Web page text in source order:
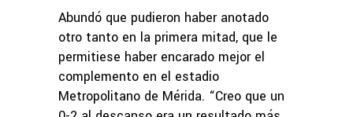
Abundó que pudieron haber anotado
otro tanto en la primera mitad, que le
permitiese haber encarado mejor el
complemento en el estadio
Metropolitano de Mérida. “Creo que un